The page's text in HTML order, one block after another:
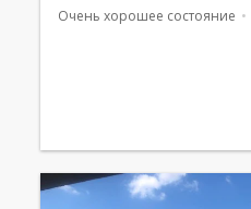
Очень хорошее состояние